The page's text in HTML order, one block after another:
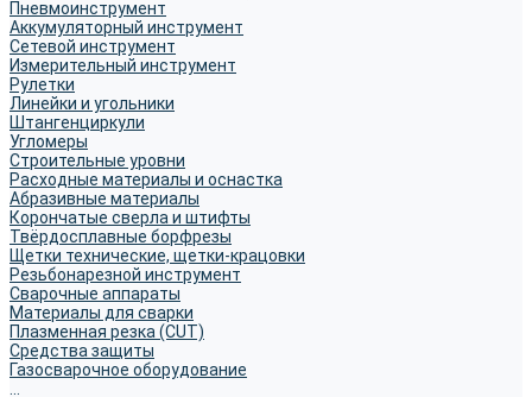
Пневмоинструмент
Аккумуляторный инструмент
Сетевой инструмент
Измерительный инструмент
Рулетки
Линейки и угольники
Штангенциркули
Угломеры
Строительные уровни
Расходные материалы и оснастка
Абразивные материалы
Корончатые сверла и штифты
Твёрдосплавные борфрезы
Щетки технические, щетки-крацовки
Резьбонарезной инструмент
Сварочные аппараты
Материалы для сварки
Плазменная резка (CUT)
Средства защиты
Газосварочное оборудование